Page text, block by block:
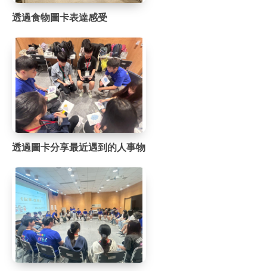
透過食物圖卡表達感受
透過圖卡分享最近遇到的人事物